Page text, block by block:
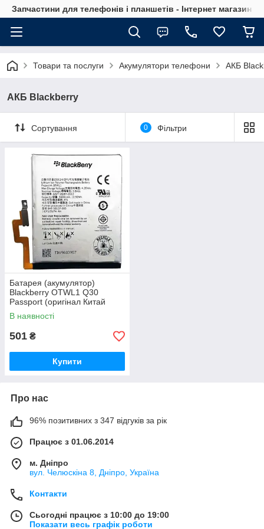
Запчастини для телефонів і планшетів - Інтернет магазин
Товари та послуги Акумулятори телефони АКБ
АКБ Blackberry
Сортування 0 Фільтри
Батарея (акумулятор)
Blackberry OTWL1 Q30
Passport (оригінал Китай
3400 mAh)
В наявності
501 ₴
Купити
Про нас
96% позитивних з 347 відгуків за рік
Працює з 01.06.2014
м. Дніпро
вул. Челюскіна 8, Дніпро, Україна
Контакти
Сьогодні працює з 10:00 до 19:00
Показати весь графік роботи